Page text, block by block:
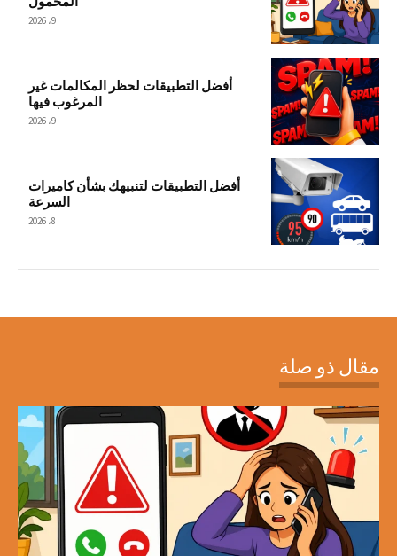
9، 2026
أفضل التطبيقات لحظر المكالمات غير
المرغوب فيها
9، 2026
أفضل التطبيقات لتنبيهك بشأن كاميرات
السرعة
8، 2026
مقال ذو صلة